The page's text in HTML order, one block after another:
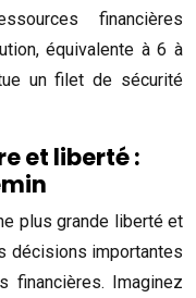
financières
équivalente à 6 à
un filet de sécurité
et liberté :
plus grande liberté et
décisions importantes
financières. Imaginez